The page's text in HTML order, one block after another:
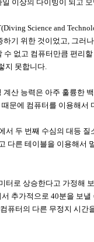
이상의 다이빙이 되고
(Diving Science and
하기 위한 것이었고, 그러나
없고 컴퓨터만큼 편리
지 못합니다.
계산 능력은 아주 훌륭한
문에 컴퓨터를 이용해서
서 두 번째 수심의 대등 질
다른 테이블을 이용해서
터로 상승한다고 가정해
추가적으로 40분을 보낼
퓨터의 다른 무정지 시간